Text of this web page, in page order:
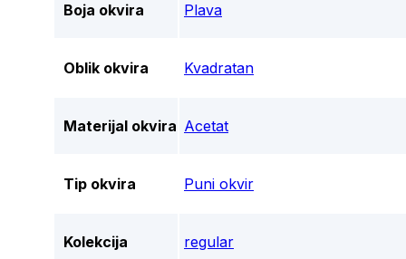
Boja okvira Plava
Oblik okvira Kvadratan
Materijal okvira Acetat
Tip okvira Puni okvir
Kolekcija regular